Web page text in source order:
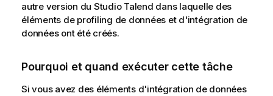
autre version du Studio Talend dans laquelle des
éléments de profiling de données et d'intégration de
données ont été créés.
Pourquoi et quand exécuter cette tâche
Si vous avez des éléments d'intégration de données